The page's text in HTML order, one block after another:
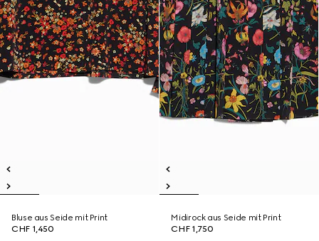
Bluse aus Seide mit Print
CHF 1,450
Midirock aus Seide mit Print
CHF 1,750